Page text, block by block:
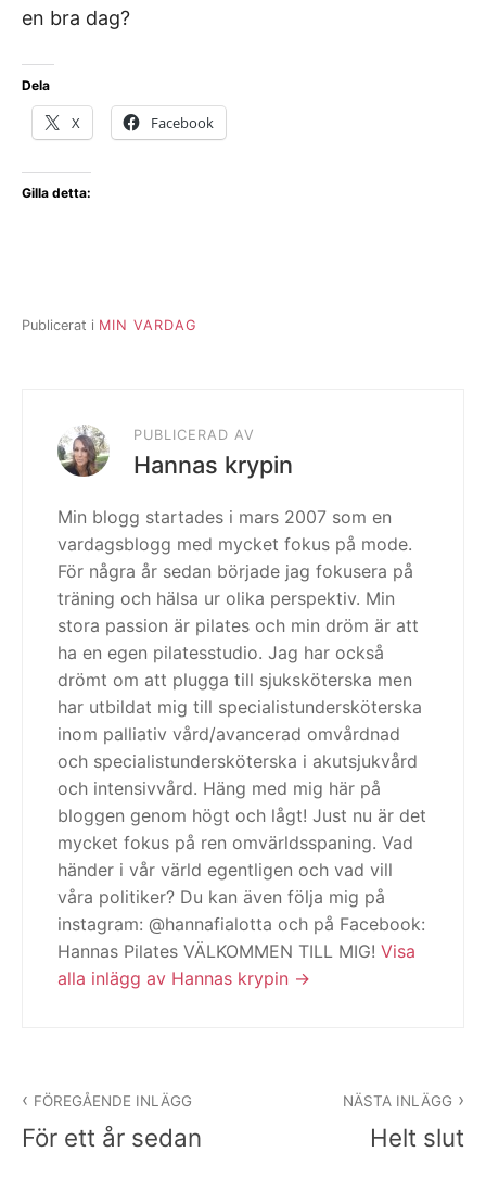
en bra dag?
Dela
X Facebook
Gilla detta:
Publicerat i MIN VARDAG
PUBLICERAD AV
Hannas krypin
Min blogg startades i mars 2007 som en
vardagsblogg med mycket fokus på mode.
För några år sedan började jag fokusera på
träning och hälsa ur olika perspektiv. Min
stora passion är pilates och min dröm är att
ha en egen pilatesstudio. Jag har också
drömt om att plugga till sjuksköterska men
har utbildat mig till specialistundersköterska
inom palliativ vård/avancerad omvårdnad
och specialistundersköterska i akutsjukvård
och intensivvård. Häng med mig här på
bloggen genom högt och lågt! Just nu är det
mycket fokus på ren omvärldsspaning. Vad
händer i vår värld egentligen och vad vill
våra politiker? Du kan även följa mig på
instagram: @hannafialotta och på Facebook:
Hannas Pilates VÄLKOMMEN TILL MIG! Visa
alla inlägg av Hannas krypin
FÖREGÅENDE INLÄGG
För ett år sedan
NÄSTA INLÄGG
Helt slut